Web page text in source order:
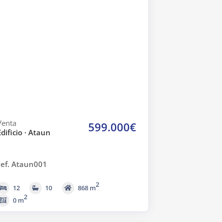
· Ataun
599.000€
Ataun001
12 10 868 m2
0 m2